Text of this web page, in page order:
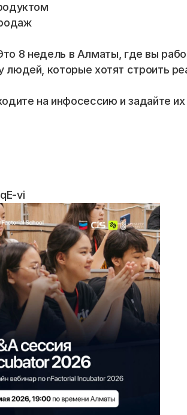
8 недель в Алматы, где вы
которые хотят строить
на инфосессию и задайте
vi